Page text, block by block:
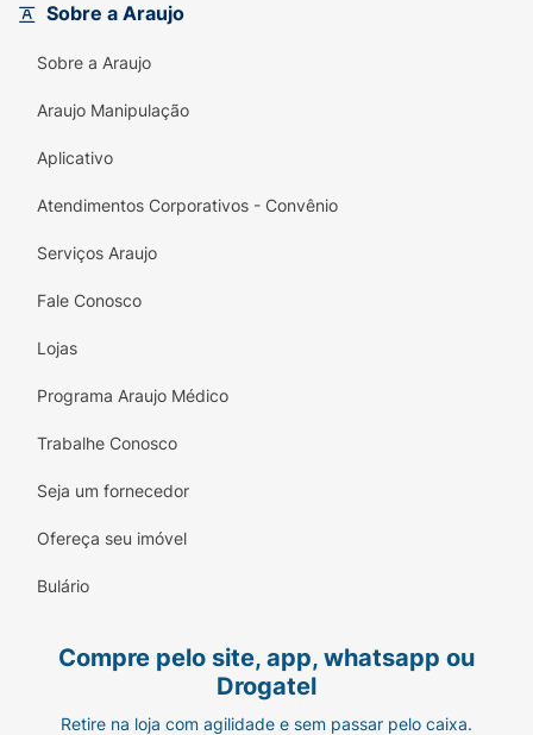
Sobre a Araujo
Sobre a Araujo
Araujo Manipulação
Aplicativo
Atendimentos Corporativos - Convênio
Serviços Araujo
Fale Conosco
Lojas
Programa Araujo Médico
Trabalhe Conosco
Seja um fornecedor
Ofereça seu imóvel
Bulário
Compre pelo site, app, whatsapp ou
Drogatel
Retire na loja com agilidade e sem passar pelo caixa.